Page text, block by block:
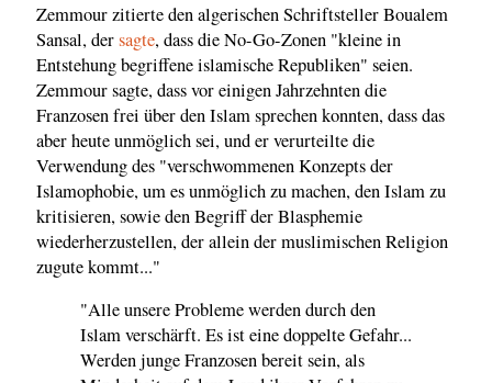
Zemmour zitierte den algerischen Schriftsteller Boualem
Sansal, dersagte, dass die No-Go-Zonen "kleine in
Entstehung begriffene islamische Republiken" seien.
Zemmour sagte, dass vor einigen Jahrzehnten die
Franzosen frei über den Islam sprechen konnten, dass das
aber heute unmöglich sei, und er verurteilte die
Verwendung des "verschwommenen Konzepts der
Islamophobie, um es unmöglich zu machen, den Islam zu
kritisieren, sowie den Begriff der Blasphemie
wiederherzustellen, der allein der muslimischen Religion
zugute kommt..."
"Alle unsere Probleme werden durch den
Islam verschärft. Es ist eine doppelte Gefahr...
Werden junge Franzosen bereit sein, als